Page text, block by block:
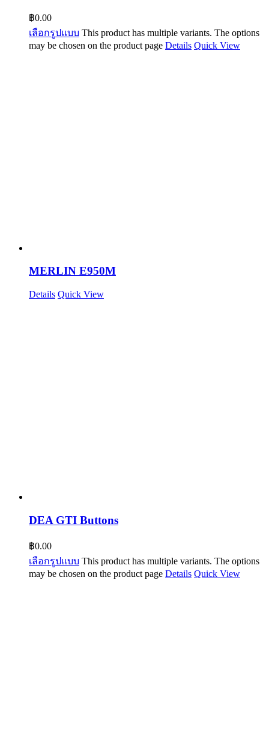
฿0.00
เลือกรูปแบบ This product has multiple variants. The options
may be chosen on the product page Details Quick View
MERLIN E950M
Details Quick View
DEA GTI Buttons
฿0.00
เลือกรูปแบบ This product has multiple variants. The options
may be chosen on the product page Details Quick View